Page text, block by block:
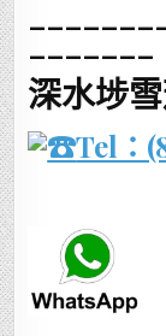
_______
深水埗
Tel：